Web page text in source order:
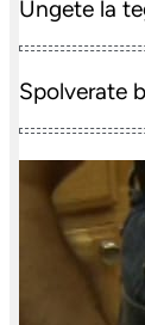
Ungete la
Spolverate